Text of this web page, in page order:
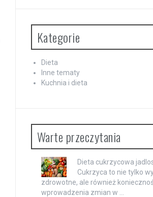
Kategorie
Dieta
Inne tematy
Kuchnia i dieta
Warte przeczytania
Dieta cukrzycowa
Cukrzyca to nie tylko
zdrowotne, ale również
wprowadzenia zmian w …